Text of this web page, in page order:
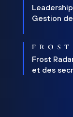
Gestion
Frost
et des